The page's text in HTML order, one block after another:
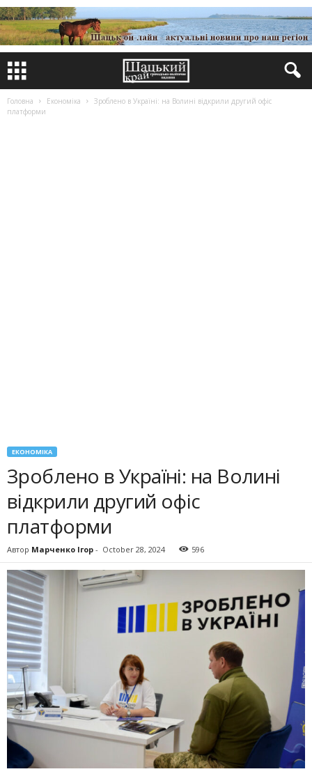
Головна Економіка
Зроблено в Україні: на Волині відкрили другий офіс
платформи
ЕКОНОМІКА
Зроблено в Україні: на Волині
відкрили другий офіс
платформи
Автор Марченко Ігор - October 28, 2024 596